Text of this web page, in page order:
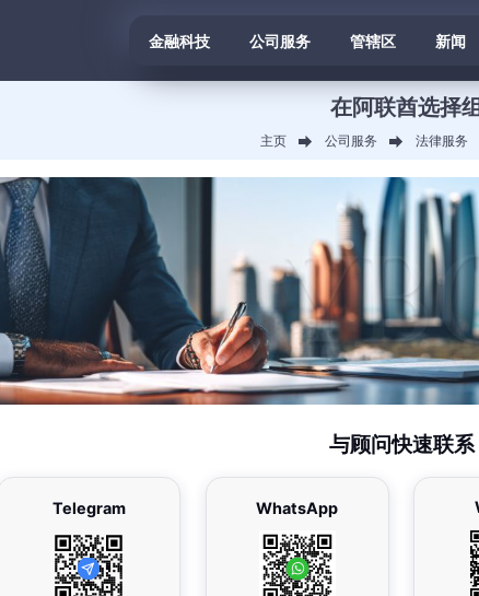
金融科技 公司服务 管辖区 新闻
在阿联酋选择
主页 公司服务 法律服务
与顾问快速联系
Telegram WhatsApp